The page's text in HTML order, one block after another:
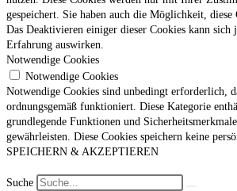
gespeichert. Sie haben auch die Möglichkeit, diese
Das Deaktivieren einiger dieser Cookies kann
Erfahrung auswirken.
Notwendige Cookies
Notwendige Cookies
Notwendige Cookies sind unbedingt erforderlich,
ordnungsgemäß funktioniert. Diese Kategorie
grundlegende Funktionen und
gewährleisten. Diese Cookies speichern keine
SPEICHERN & AKZEPTIEREN
Suche